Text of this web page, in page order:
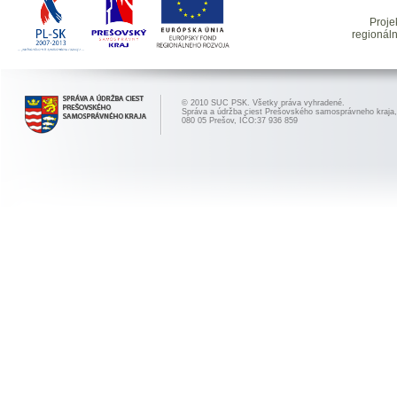
© 2010 SUC PSK. Všetky práva vyhradené.
Správa a údržba ciest Prešovského samosprávneho
080 05 Prešov, IČO:37 936 859